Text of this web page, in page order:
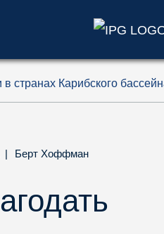
странах Карибского
| Берт Хоффман